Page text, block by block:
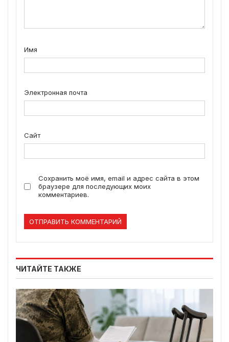
Имя
Электронная почта
Сайт
Сохранить моё имя, email и адрес сайта в этом
браузере для последующих моих
комментариев.
ЧИТАЙТЕ ТАКЖЕ